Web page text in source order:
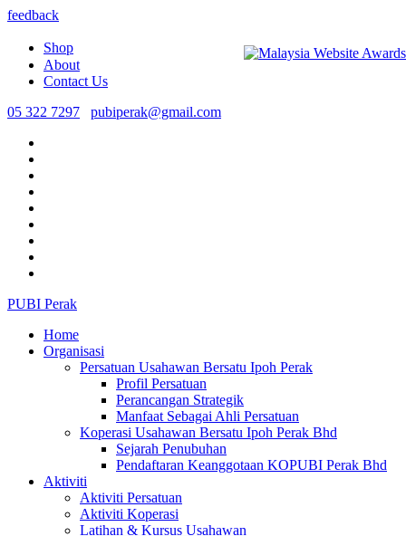
feedback
Shop
About
Contact Us
05 322 7297
pubiperak@gmail.com
PUBI Perak
Home
Organisasi
Persatuan Usahawan Bersatu Ipoh Perak
Profil Persatuan
Perancangan Strategik
Manfaat Sebagai Ahli Persatuan
Koperasi Usahawan Bersatu Ipoh Perak Bhd
Sejarah Penubuhan
Pendaftaran Keanggotaan KOPUBI Perak Bhd
Aktiviti
Aktiviti Persatuan
Aktiviti Koperasi
Latihan & Kursus Usahawan